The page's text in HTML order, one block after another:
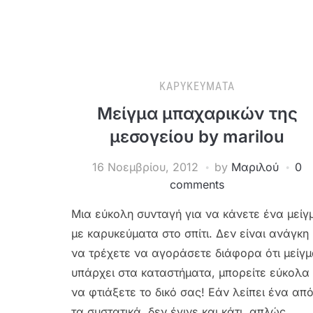
ΚΑΡΥΚΕΎΜΑΤΑ
Μείγμα μπαχαρικών της
μεσογείου by marilou
16 Νοεμβρίου, 2012 by Μαριλού
0
comments
Μια εύκολη συνταγή για να κάνετε ένα
με καρυκεύματα στο σπίτι. Δεν είναι ανάγκη
να τρέχετε να αγοράσετε διάφορα ότι
υπάρχει στα καταστήματα, μπορείτε εύκολα
να φτιάξετε το δικό σας! Εάν λείπει ένα από